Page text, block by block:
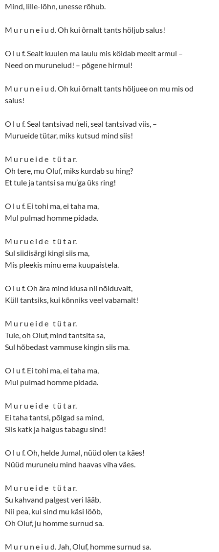
Mind, lille-lõhn, unesse rõhub.
M u r u n e i u d. Oh kui õrnalt tants höljub salus!
O l u f. Sealt kuulen ma laulu mis köidab meelt armul –
Need on muruneiud! – põgene hirmul!
M u r u n e i u d. Oh kui õrnalt tants höljuee on mu mis od
salus!
O l u f. Seal tantsivad neli, seal tantsivad viis, –
Murueide tütar, miks kutsud mind siis!
M u r u e i d e t ü t a r.
Oh tere, mu Oluf, miks kurdab su hing?
Et tule ja tantsi sa mu’ga üks ring!
O l u f. Ei tohi ma, ei taha ma,
Mul pulmad homme pidada.
M u r u e i d e t ü t a r.
Sul siidisärgi kingi siis ma,
Mis pleekis minu ema kuupaistela.
O l u f. Oh ära mind kiusa nii nõiduvalt,
Küll tantsiks, kui kõnniks veel vabamalt!
M u r u e i d e t ü t a r.
Tule, oh Oluf, mind tantsita sa,
Sul hõbedast vammuse kingin siis ma.
O l u f. Ei tohi ma, ei taha ma,
Mul pulmad homme pidada.
M u r u e i d e t ü t a r.
Ei taha tantsi, põlgad sa mind,
Siis katk ja haigus tabagu sind!
O l u f. Oh, helde Jumal, nüüd olen ta käes!
Nüüd muruneiu mind haavas viha väes.
M u r u e i d e t ü t a r.
Su kahvand palgest veri lääb,
Nii pea, kui sind mu käsi lööb,
Oh Oluf, ju homme surnud sa.
M u r u n e i u d. Jah, Oluf, homme surnud sa.